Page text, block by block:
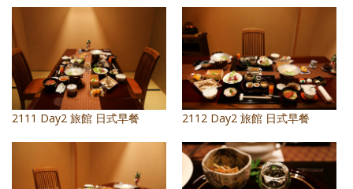
餐桌週記
享樂隨手拍
照相簿
影音區
創意出版服務
2111 Day2 旅館 日式早餐 2112 Day2 旅館 日式早餐